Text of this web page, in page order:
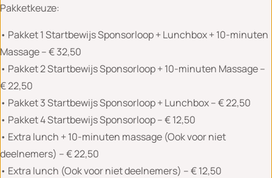
Pakketkeuze:
• Pakket 1 Startbewijs Sponsorloop + Lunchbox + 10-minuten
Massage – € 32,50
• Pakket 2 Startbewijs Sponsorloop + 10-minuten Massage –
€ 22,50
• Pakket 3 Startbewijs Sponsorloop + Lunchbox – € 22,50
• Pakket 4 Startbewijs Sponsorloop – € 12,50
• Extra lunch + 10-minuten massage (Ook voor niet
deelnemers) – € 22,50
• Extra lunch (Ook voor niet deelnemers) – € 12,50